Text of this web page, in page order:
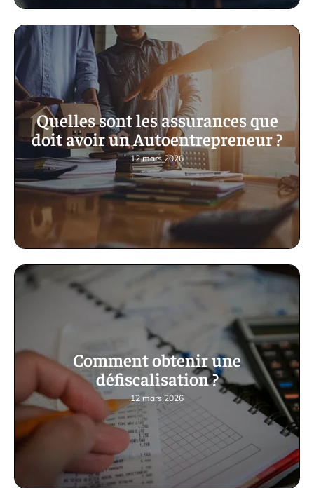
Quelles sont les assurances que
doit avoir un Autoentrepreneur ?
12 mars 2026
Comment obtenir une
défiscalisation ?
12 mars 2026